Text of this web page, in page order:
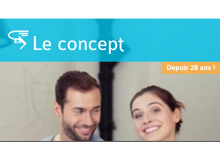
Le concept
Depuis 28 ans !